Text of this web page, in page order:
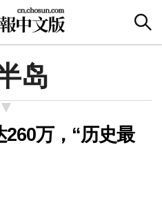
岛
万，“历史最